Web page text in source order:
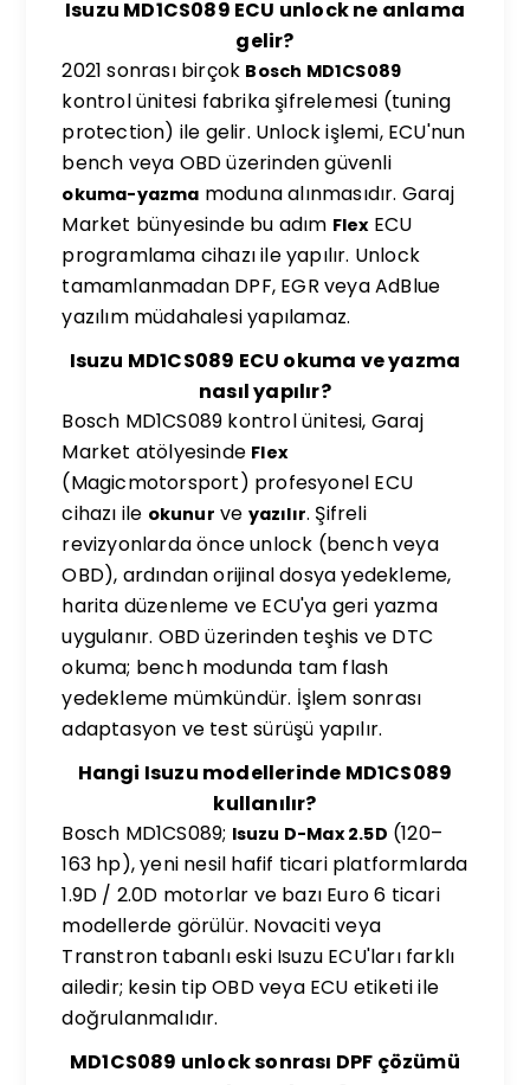
Isuzu MD1CS089 ECU unlock ne anlama
gelir?
2021 sonrası birçok Bosch MD1CS089
kontrol ünitesi fabrika şifrelemesi (tuning
protection) ile gelir. Unlock işlemi, ECU'nun
bench veya OBD üzerinden güvenli
okuma-yazma moduna alınmasıdır. Garaj
Market bünyesinde bu adım FlexECU
programlama cihazı ile yapılır. Unlock
tamamlanmadan DPF, EGR veya AdBlue
yazılım müdahalesi yapılamaz.
Isuzu MD1CS089 ECU okuma ve yazma
nasıl yapılır?
Bosch MD1CS089 kontrol ünitesi, Garaj
Market atölyesinde Flex
(Magicmotorsport) profesyonel ECU
cihazı ile okunur ve yazılır. Şifreli
revizyonlarda önce unlock (bench veya
OBD), ardından orijinal dosya yedekleme,
harita düzenleme ve ECU'ya geri yazma
uygulanır. OBD üzerinden teşhis ve DTC
okuma; bench modunda tam flash
yedekleme mümkündür. İşlem sonrası
adaptasyon ve test sürüşü yapılır.
Hangi Isuzu modellerinde MD1CS089
kullanılır?
Bosch MD1CS089; Isuzu D-Max 2.5D (120–
163 hp), yeni nesil hafif ticari platformlarda
1.9D / 2.0D motorlar ve bazı Euro 6 ticari
modellerde görülür. Novaciti veya
Transtron tabanlı eski Isuzu ECU'ları farklı
ailedir; kesin tip OBD veya ECU etiketi ile
doğrulanmalıdır.
MD1CS089 unlock sonrası DPF çözümü